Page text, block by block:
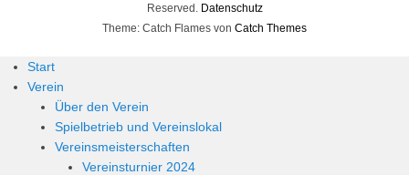
Reserved. Datenschutz
Theme: Catch Flames von Catch Themes
Start
Verein
Über den Verein
Spielbetrieb und Vereinslokal
Vereinsmeisterschaften
Vereinsturnier 2024